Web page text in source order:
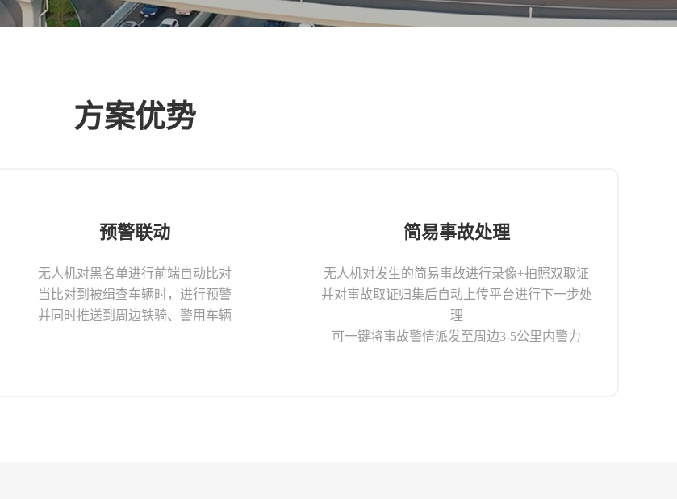
方案优势
预警联动
无人机对黑名单进行前端自动比对
当比对到被缉查车辆时，进行预警
并同时推送到周边铁骑、警用车辆
简易事故处理
无人机对发生的简易事故进行录像+拍照双取证
并对事故取证归集后自动上传平台进行下一步处
理
可一键将事故警情派发至周边3-5公里内警力